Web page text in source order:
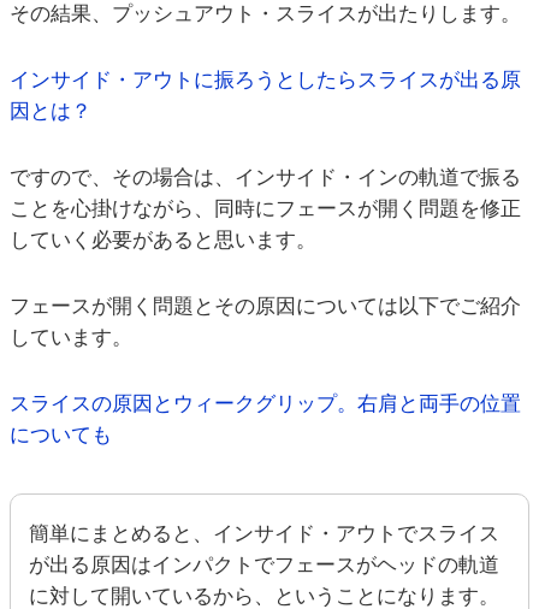
その結果、プッシュアウト・スライスが出たりします。
インサイド・アウトに振ろうとしたらスライスが出る原
因とは？
ですので、その場合は、インサイド・インの軌道で振る
ことを心掛けながら、同時にフェースが開く問題を修正
していく必要があると思います。
フェースが開く問題とその原因については以下でご紹介
しています。
スライスの原因とウィークグリップ。右肩と両手の位置
についても
簡単にまとめると、インサイド・アウトでスライス
が出る原因はインパクトでフェースがヘッドの軌道
に対して開いているから、ということになります。